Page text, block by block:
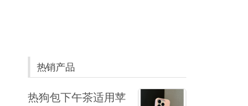
热销产品
热狗包下午茶适用苹